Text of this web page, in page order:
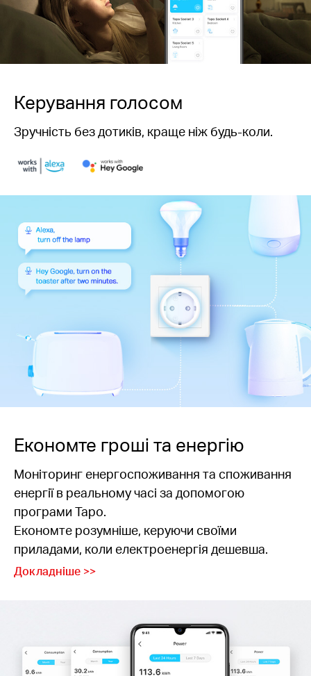
Керування голосом
Зручність без дотиків, краще ніж будь-коли.
Економте гроші та енергію
Моніторинг енергоспоживання та споживання
енергії в реальному часі за допомогою
програми Tapo.
Економте розумніше, керуючи своїми
приладами, коли електроенергія дешевша.
Докладніше >>